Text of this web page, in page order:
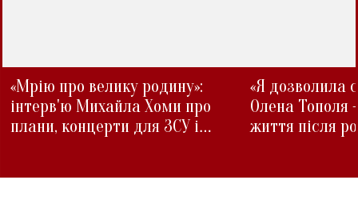
«Мрію про велику родину»:
інтерв'ю Михайла Хоми про
плани, концерти для ЗСУ і
«Я дозволила
Олена Тополя
життя після